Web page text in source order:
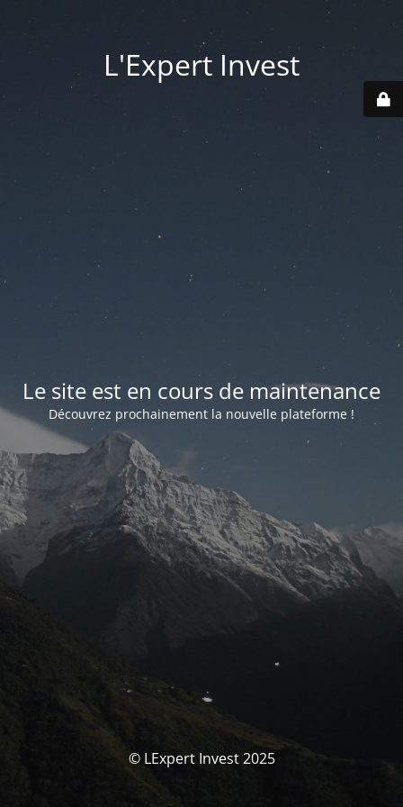
L'Expert Invest
Le site est en cours de maintenance
Découvrez prochainement la nouvelle plateforme !
© LExpert Invest 2025